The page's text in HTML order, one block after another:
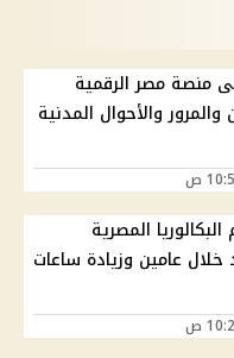
منصة مصر الرقمية
والمرور والأحوال المدنية
المصرية
دراسة 7 مواد خلال عامين وزيادة ساعات